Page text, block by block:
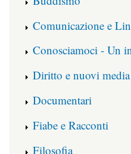
Comunicazione e
Conosciamoci - Un
Diritto e nuovi media
Documentari
Fiabe e Racconti
Filosofia